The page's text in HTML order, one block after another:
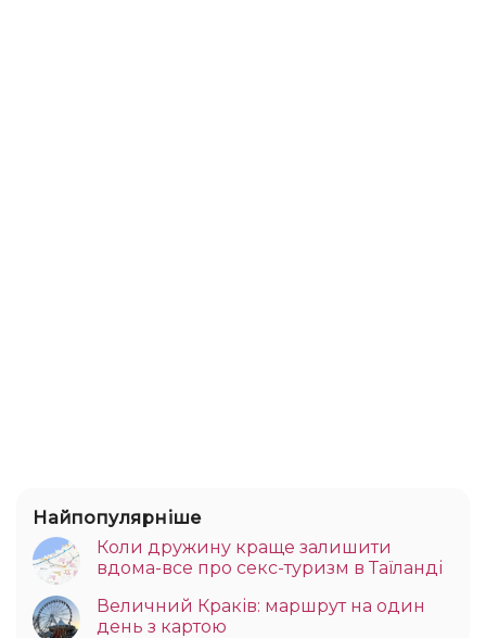
Найпопулярніше
Коли дружину краще залишити
вдома-все про секс-туризм в Таїланді
Величний Краків: маршрут на один
день з картою